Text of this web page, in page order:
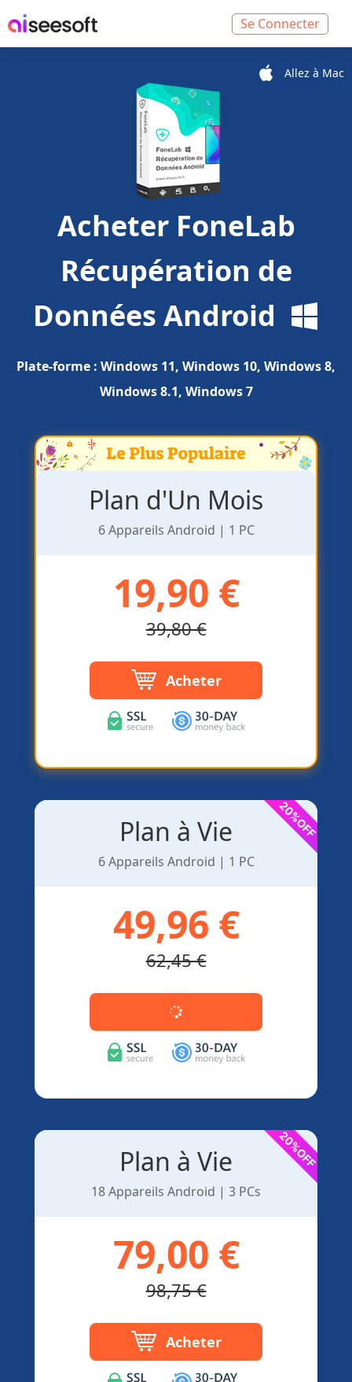
Se Connecter
Allez à Mac
Acheter FoneLab
Récupération de
Données Android
Plate-forme : Windows 11, Windows 10, Windows 8,
Windows 8.1, Windows 7
Plan d'Un Mois
6 Appareils Android | 1 PC
19,90 €
39,80 €
Acheter
Plan à Vie
6 Appareils Android | 1 PC
49,96 €
62,45 €
Plan à Vie
18 Appareils Android | 3 PCs
79,00 €
98,75 €
Acheter